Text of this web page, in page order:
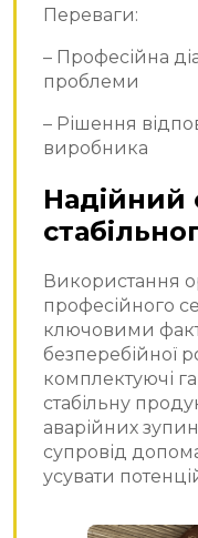
Переваги:
– Професійна
проблеми
– Рішення
виробника
Надійний
Використання
професійного
ключовими
безперебійної
комплектуючі
стабільну
аварійних
супровід
усувати